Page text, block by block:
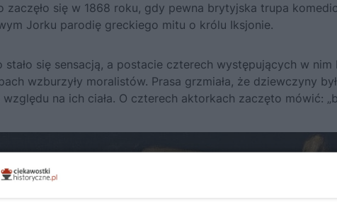
zaczęło się w 1868 roku, gdy pewna brytyjska trupa
Jorku parodię greckiego mitu o królu Iksjonie.
stało się sensacją, a postacie czterech występujących w nim
wzburzyły moralistów. Prasa grzmiała, że dziewczyny
na ich ciała. O czterech aktorkach zaczęto mówić: